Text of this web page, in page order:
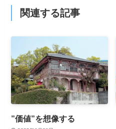
関連する記事
”価値”を想像する